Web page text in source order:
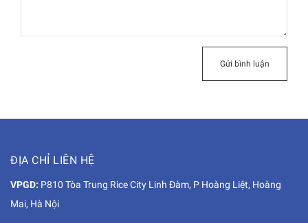
Gửi bình luận
ĐỊA CHỈ LIÊN HỆ
VPGD: P810 Tòa Trung Rice City Linh Đàm, P Hoàng Liệt, Hoàng
Mai, Hà Nội